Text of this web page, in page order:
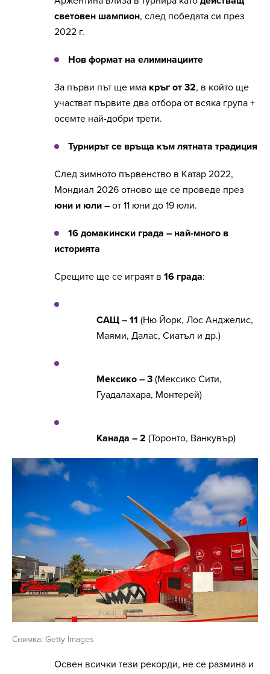
световен шампион, след победата си през
2022 г.
Нов формат на елиминациите
За първи път ще има кръг от 32, в който ще
участват първите два отбора от всяка група +
осемте най-добри трети.
Турнирът се връща към лятната традиция
След зимното първенство в Катар 2022,
Мондиал 2026 отново ще се проведе през
юни и юли – от 11 юни до 19 юли.
16 домакински града – най-много в
историята
Срещите ще се играят в 16 града:
САЩ – 11 (Ню Йорк, Лос Анджелис,
Маями, Далас, Сиатъл и др.)
Мексико – 3 (Мексико Сити,
Гуадалахара, Монтерей)
Канада – 2 (Торонто, Ванкувър)
Снимка: Getty Images
Освен всички тези рекорди, не се размина и